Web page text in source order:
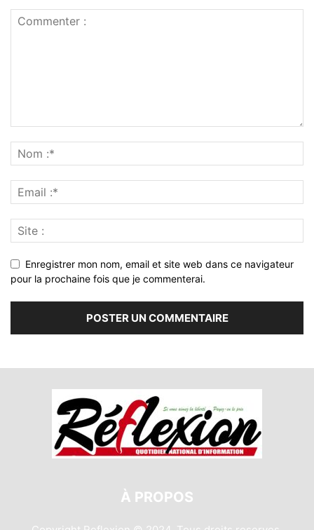
Enregistrer mon nom, email et site web dans ce navigateur
pour la prochaine fois que je commenterai.
À PROPOS